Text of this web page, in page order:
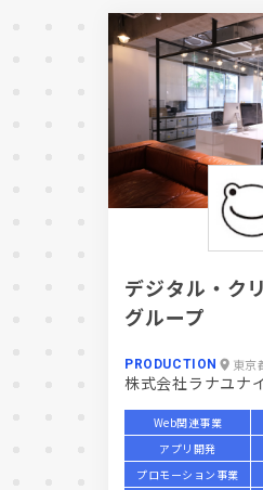
デジタル・ク
グループ
PRODUCTION 東京
株式会社ラナユナ
Web関連事業
アプリ開発
プロモーション事業